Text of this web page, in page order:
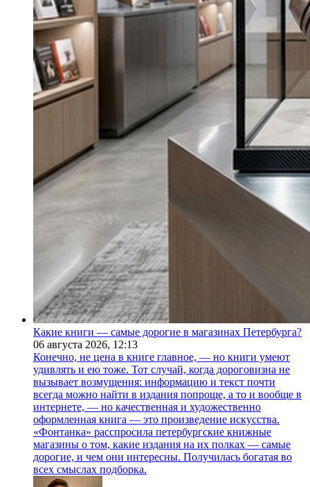
Какие книги — самые дорогие в магазинах Петербурга?
06 августа 2026, 12:13
Конечно, не цена в книге главное, — но книги умеют
удивлять и ею тоже. Тот случай, когда дороговизна не
вызывает возмущения: информацию и текст почти
всегда можно найти в издания попроще, а то и вообще в
интернете, — но качественная и художественно
оформленная книга — это произведение искусства.
«Фонтанка» расспросила петербургские книжные
магазины о том, какие издания на их полках — самые
дорогие, и чем они интересны. Получилась богатая во
всех смыслах подборка.